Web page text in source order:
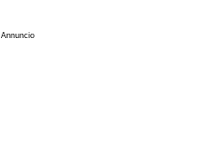
Annuncio